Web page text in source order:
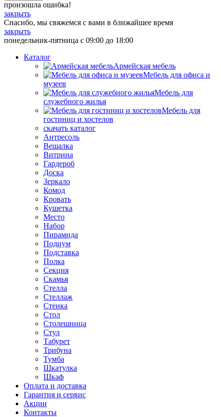
произошла ошибка!
закрыть
Спасибо, мы свяжемся с вами в ближайшее время
закрыть
понедельник-пятница с 09:00 до 18:00
Каталог
Армейская мебель
Мебель для офиса и
музеев
Мебель для
служебного жилья
Мебель для
гостиниц и хостелов
скачать каталог
Антресоль
Вешалка
Витрина
Гардероб
Доска
Зеркало
Комод
Кровать
Кушетка
Место
Набор
Пирамида
Подиум
Подставка
Полка
Секция
Скамья
Стелла
Стеллаж
Стенка
Стол
Столешница
Стул
Табурет
Трибуна
Тумба
Шкатулка
Шкаф
Оплата и доставка
Гарантия и сервис
Акции
Контакты